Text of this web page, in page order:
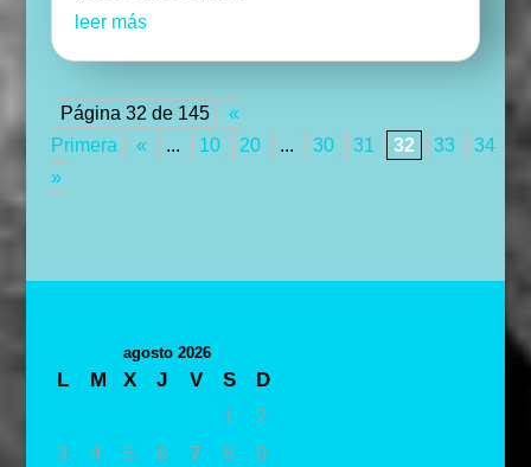
leer más
Página 32 de 145
«
Primera
« ... 10 20 ... 30 31 32 33 34
»
agosto 2026
L M X J V S
D
1
2
3
4 5 6 7 8
9